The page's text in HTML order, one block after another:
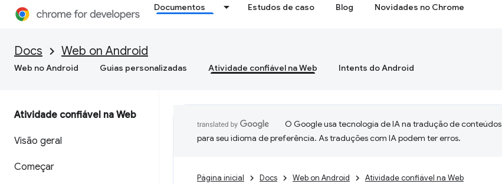
Documentos Estudos de caso Blog Novidades no Chrome
Docs Web on Android
Web no Android Guias personalizadas Atividade confiável na Web Intents do Android
Atividade confiável na Web
Visão geral
Começar
O Google usa tecnologia de IA na tradução de conteúdos
para seu idioma de preferência. As traduções com IA podem ter erros.
Página inicial Docs Web on Android Atividade confiável na Web